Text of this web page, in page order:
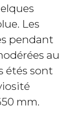
Les
pendant
au
étés sont
mm.